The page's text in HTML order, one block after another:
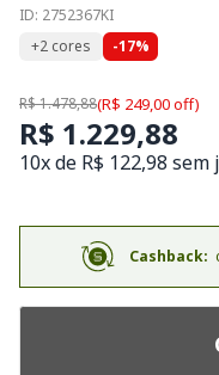
ID: 2752367KI
+2 cores
-17%
R$ 1.478,88(R$ 249,00 off)
R$ 1.229,88
10x de R$ 122,98 sem
Cashback: